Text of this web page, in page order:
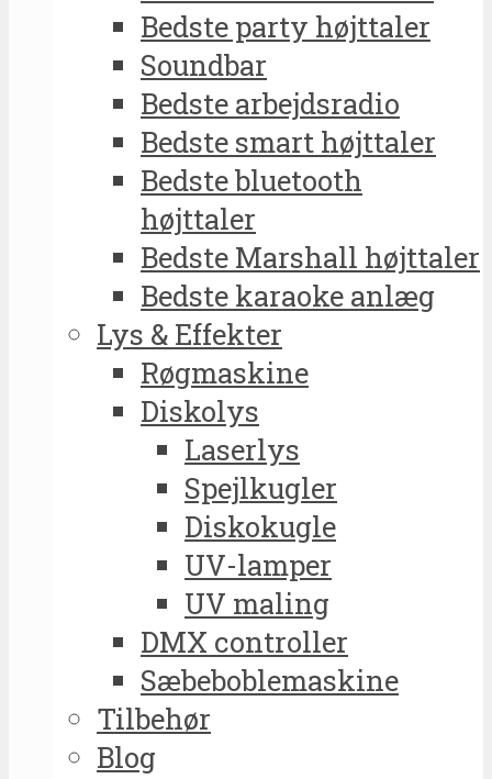
Bedste party højttaler
Soundbar
Bedste arbejdsradio
Bedste smart højttaler
Bedste bluetooth
højttaler
Bedste Marshall højttaler
Bedste karaoke anlæg
Lys & Effekter
Røgmaskine
Diskolys
Laserlys
Spejlkugler
Diskokugle
UV-lamper
UV maling
DMX controller
Sæbeboblemaskine
Tilbehør
Blog